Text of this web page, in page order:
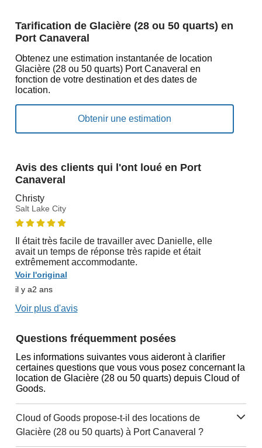
Tarification de Glacière (28 ou 50 quarts) en
Port Canaveral
Obtenez une estimation instantanée de location
Glacière (28 ou 50 quarts) Port Canaveral en
fonction de votre destination et des dates de
location.
Avis des clients qui l'ont loué en Port
Canaveral
Christy
Salt Lake City
Il était très facile de travailler avec Danielle, elle
avait un temps de réponse très rapide et était
extrêmement accommodante.
Voir l'original
il y a2 ans
Voir plus d'avis
Questions fréquemment posées
Les informations suivantes vous aideront à clarifier
certaines questions que vous vous posez concernant la
location de Glacière (28 ou 50 quarts) depuis Cloud of
Goods.
Cloud of Goods propose-t-il des locations de
Glacière (28 ou 50 quarts) à Port Canaveral ?